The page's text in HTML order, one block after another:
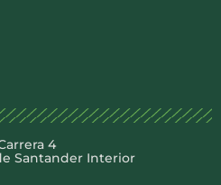
4
Santander Interior